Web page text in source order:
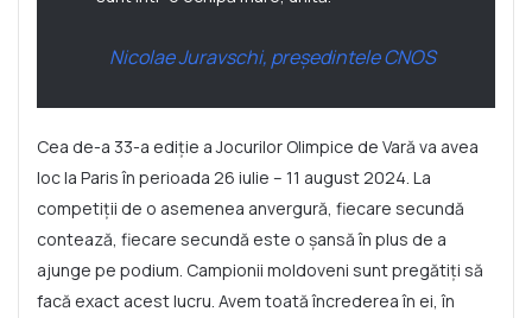
Nicolae Juravschi, președintele CNOS
Cea de-a 33-a ediție a Jocurilor Olimpice de Vară va avea
loc la Paris în perioada 26 iulie – 11 august 2024. La
competiții de o asemenea anvergură, fiecare secundă
contează, fiecare secundă este o șansă în plus de a
ajunge pe podium. Campionii moldoveni sunt pregătiți să
facă exact acest lucru. Avem toată încrederea în ei, în